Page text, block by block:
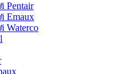
Pentair
Emaux
Waterco